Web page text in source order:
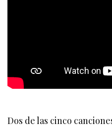
Dos de las cinco